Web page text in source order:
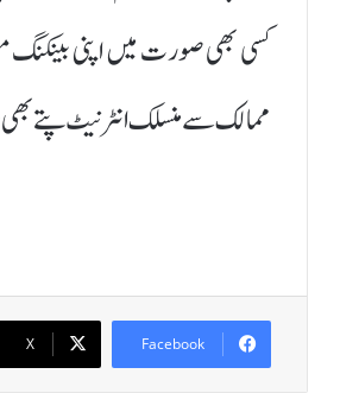
کسی بھی صورت میں اپنی بینکنگ
ممالک سے منسلک انٹرنیٹ پتے
Facebook
X